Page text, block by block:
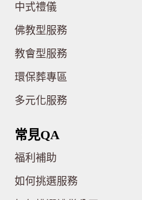
中式禮儀
佛教型服務
教會型服務
環保葬專區
多元化服務
常見QA
福利補助
如何挑選服務